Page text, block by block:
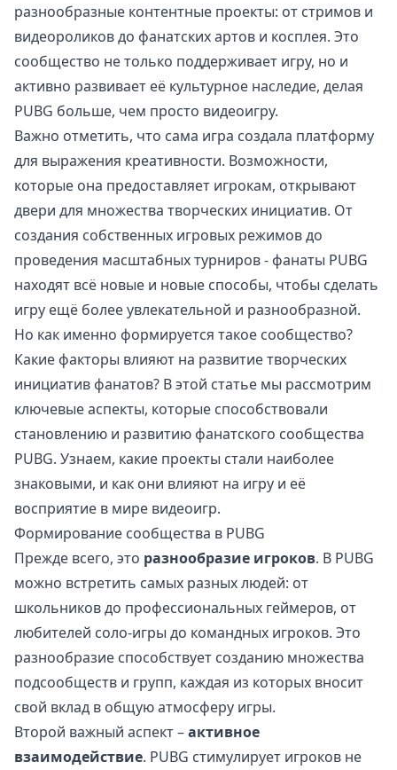
разнообразные контентные проекты: от стримов и
видеороликов до фанатских артов и косплея. Это
сообщество не только поддерживает игру, но и
активно развивает её культурное наследие, делая
PUBG больше, чем просто видеоигру.
Важно отметить, что сама игра создала платформу
для выражения креативности. Возможности,
которые она предоставляет игрокам, открывают
двери для множества творческих инициатив. От
создания собственных игровых режимов до
проведения масштабных турниров - фанаты PUBG
находят всё новые и новые способы, чтобы сделать
игру ещё более увлекательной и разнообразной.
Но как именно формируется такое сообщество?
Какие факторы влияют на развитие творческих
инициатив фанатов? В этой статье мы рассмотрим
ключевые аспекты, которые способствовали
становлению и развитию фанатского сообщества
PUBG. Узнаем, какие проекты стали наиболее
знаковыми, и как они влияют на игру и её
восприятие в мире видеоигр.
Формирование сообщества в PUBG
Прежде всего, это разнообразие игроков. В PUBG
можно встретить самых разных людей: от
школьников до профессиональных геймеров, от
любителей соло-игры до командных игроков. Это
разнообразие способствует созданию множества
подсообществ и групп, каждая из которых вносит
свой вклад в общую атмосферу игры.
Второй важный аспект –активное
взаимодействие. PUBG стимулирует игроков не